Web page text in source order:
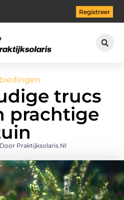
Registreer
trucs
prachtige
Praktijksolaris.nl